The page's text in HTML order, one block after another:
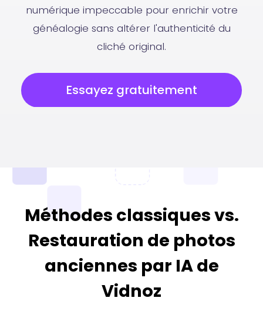
numérique impeccable pour enrichir votre
généalogie sans altérer l'authenticité du
cliché original.
Essayez gratuitement
Méthodes classiques vs.
Restauration de photos
anciennes par IA de
Vidnoz